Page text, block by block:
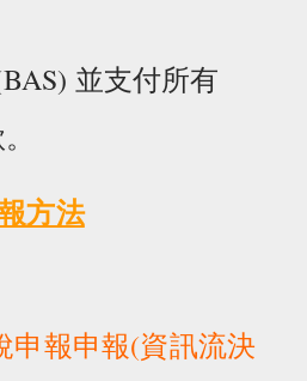
並支付所有
方法
申報申報(資訊流決